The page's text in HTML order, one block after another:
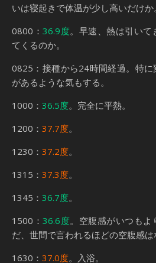
いは寝起きで体温が少し高いだけか。
0800：36.9度。早速、熱は引いて
てくるのか。
0825：接種から24時間経過。特に
があるような気もする。
1000： 36.5度。完全に平熱。
1200： 37.7度。
1230： 37.2度。
1315： 37.3度。
1345： 36.7度。
1500：36.6度。空腹感がいつもよ
だ、世間で言われるほどの空腹感は
1630： 37.0度。入浴。